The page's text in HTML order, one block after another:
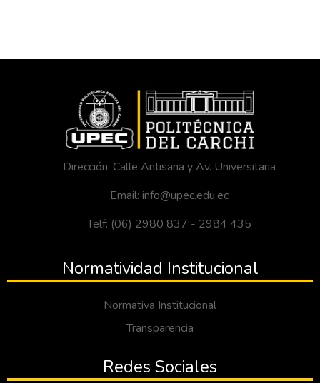
Dirección: Calle Antisana y Av. Universitaria
Email: info@upec.edu.ec
Telf: (06) 2980 837 - 2984 435
Normatividad Institucional
Normativa Institucional
Transparencia
Redes Sociales